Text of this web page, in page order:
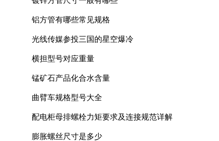
铝方管有哪些常见规格
光线传媒参投三国的星空爆冷
横担型号对应重量
锰矿石产品化合水含量
曲臂车规格型号大全
配电柜母排螺栓力矩要求及连接规范详解
膨胀螺丝尺寸是多少